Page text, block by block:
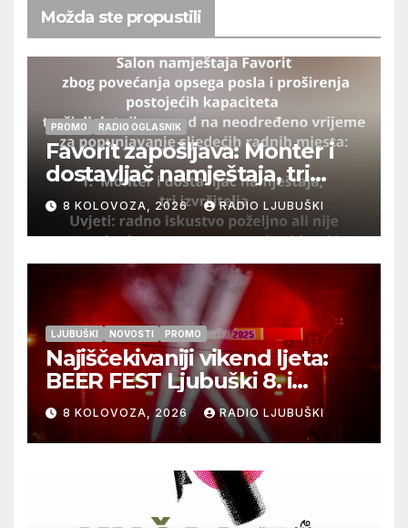
Možda ste propustili
PROMO RADIO OGLASNIK
Favorit zapošljava: Monter i
dostavljač namještaja, tri
izvršitelja
8 KOLOVOZA, 2026 RADIO LJUBUŠKI
LJUBUŠKI NOVOSTI PROMO
Najiščekivaniji vikend ljeta:
BEER FEST Ljubuški 8. i
9.kolovoza
8 KOLOVOZA, 2026 RADIO LJUBUŠKI